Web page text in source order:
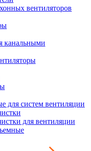
вентиляторов
канальными
для систем вентиляции
для вентиляции